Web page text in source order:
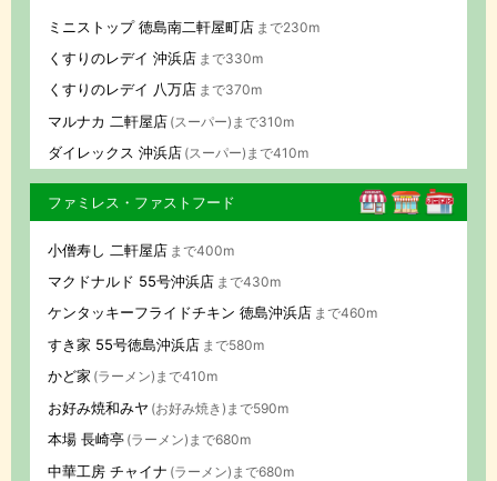
ミニストップ 徳島南二軒屋町店 まで230m
くすりのレデイ 沖浜店 まで330m
くすりのレデイ 八万店 まで370m
マルナカ 二軒屋店 (スーパー)まで310m
ダイレックス 沖浜店 (スーパー)まで410m
ファミレス・ファストフード
小僧寿し 二軒屋店 まで400m
マクドナルド 55号沖浜店 まで430m
ケンタッキーフライドチキン 徳島沖浜店 まで460m
すき家 55号徳島沖浜店 まで580m
かど家 (ラーメン)まで410m
お好み焼和みヤ (お好み焼き)まで590m
本場 長崎亭 (ラーメン)まで680m
中華工房 チャイナ (ラーメン)まで680m